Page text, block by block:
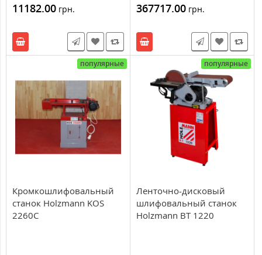
11182.00 грн. 367717.00 грн.
популярные
Кромкошлифовальный
станок Holzmann KOS
2260C
популярные
Ленточно-дисковый
шлифовальный станок
Holzmann BT 1220